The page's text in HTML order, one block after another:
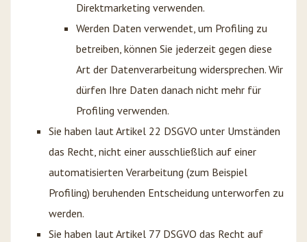
Direktmarketing verwenden.
Werden Daten verwendet, um Profiling zu
betreiben, können Sie jederzeit gegen diese
Art der Datenverarbeitung widersprechen. Wir
dürfen Ihre Daten danach nicht mehr für
Profiling verwenden.
Sie haben laut Artikel 22 DSGVO unter Umständen
das Recht, nicht einer ausschließlich auf einer
automatisierten Verarbeitung (zum Beispiel
Profiling) beruhenden Entscheidung unterworfen zu
werden.
Sie haben laut Artikel 77 DSGVO das Recht auf